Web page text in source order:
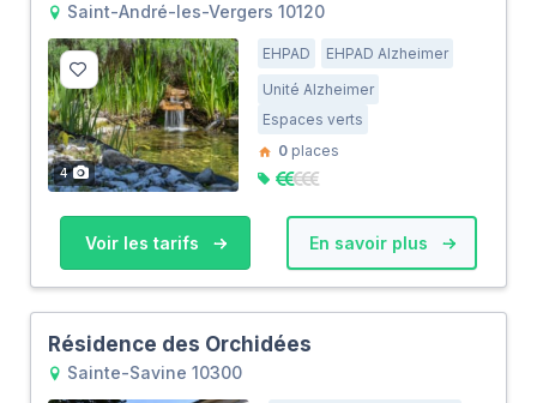
Saint-André-les-Vergers 10120
4
EHPAD
EHPAD Alzheimer
Unité Alzheimer
Espaces verts
0 places
Voir les tarifs En savoir plus
Résidence des Orchidées
Sainte-Savine 10300